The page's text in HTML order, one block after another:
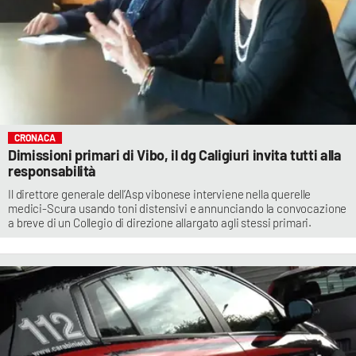
CRONACA
Dimissioni primari di Vibo, il dg Caligiuri invita tutti alla
responsabilità
Il direttore generale dell’Asp vibonese interviene nella querelle
medici-Scura usando toni distensivi e annunciando la convocazione
a breve di un Collegio di direzione allargato agli stessi primari.